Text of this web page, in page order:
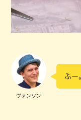
ヴァンソン
ふー